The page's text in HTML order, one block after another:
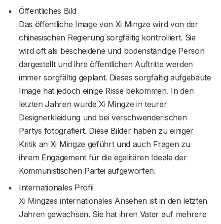
Öffentliches Bild
Das öffentliche Image von Xi Mingze wird von der
chinesischen Regierung sorgfältig kontrolliert. Sie
wird oft als bescheidene und bodenständige Person
dargestellt und ihre öffentlichen Auftritte werden
immer sorgfältig geplant. Dieses sorgfältig aufgebaute
Image hat jedoch einige Risse bekommen. In den
letzten Jahren wurde Xi Mingze in teurer
Designerkleidung und bei verschwenderischen
Partys fotografiert. Diese Bilder haben zu einiger
Kritik an Xi Mingze geführt und auch Fragen zu
ihrem Engagement für die egalitären Ideale der
Kommunistischen Partei aufgeworfen.
Internationales Profil
Xi Mingzes internationales Ansehen ist in den letzten
Jahren gewachsen. Sie hat ihren Vater auf mehrere